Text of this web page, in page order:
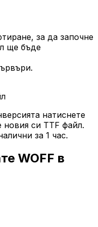
за да започне
ще бъде
натиснете
новия си TTF файл.
за 1 час.
WOFF в